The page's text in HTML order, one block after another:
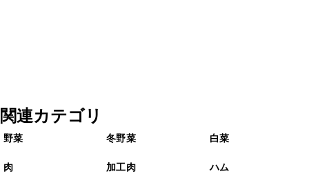
関連カテゴリ
野菜 冬野菜 白菜
肉 加工肉
ハム